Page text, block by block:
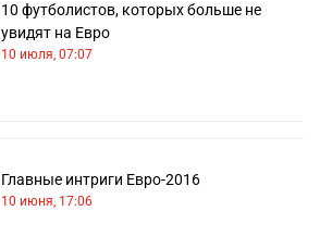
10 футболистов, которых больше не
увидят на Евро
10 июля, 07:07
Главные интриги Евро-2016
10 июня, 17:06